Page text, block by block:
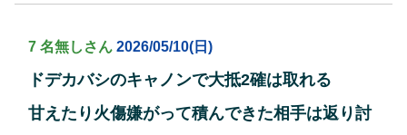
7 名無しさん 2026/05/10(日)
ドデカバシのキャノンで大抵2確は取れる
甘えたり火傷嫌がって積んできた相手は返り討